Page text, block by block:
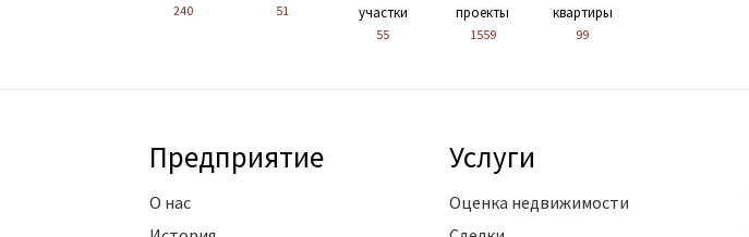
240 51
участки
55
проекты
1559
квартиры
99
Предприятие
О нас
Услуги
Оценка недвижимости